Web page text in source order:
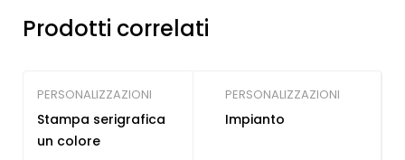
Prodotti correlati
PERSONALIZZAZIONI
Stampa serigrafica
un colore
PERSONALIZZAZIONI
Impianto